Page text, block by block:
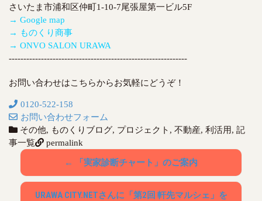
さいたま市浦和区仲町1-10-7尾張屋第一ビル5F
→ Google map
→ ものくり商事
→ ONVO SALON URAWA
-------------------------------------------------------------
お問い合わせはこちらからお気軽にどうぞ！
0120-522-158
お問い合わせフォーム
その他, ものくりブログ, プロジェクト , 不動産, 利活用, 記
事一覧
permalink
P
o
← 「実家診断チャート」のご案内
URAWA CITY.NETさんに「第2回 軒先マルシェ」を